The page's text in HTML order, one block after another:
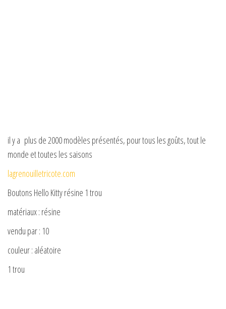
il y a plus de 2000 modèles présentés, pour tous les goûts, tout le
monde et toutes les saisons
lagrenouilletricote.com
Boutons Hello Kitty résine 1 trou
matériaux : résine
vendu par : 10
couleur : aléatoire
1 trou